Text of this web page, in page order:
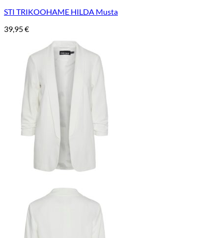
STI TRIKOOHAME HILDA Musta
39,95€